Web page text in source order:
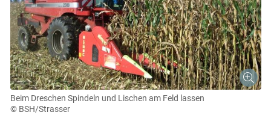
Beim Dreschen Spindeln und Lischen am Feld lassen
© BSH/Strasser